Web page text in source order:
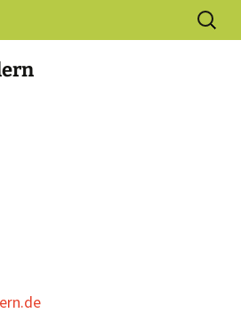
Haldern e.V.Suchen
nach: